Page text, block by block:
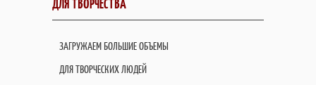
ДЛЯ ТВОРЧЕСТВА
ЗАГРУЖАЕМ БОЛЬШИЕ ОБЪЕМЫ
ДЛЯ ТВОРЧЕСКИХ ЛЮДЕЙ